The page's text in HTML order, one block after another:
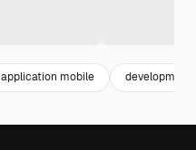
application mobile development